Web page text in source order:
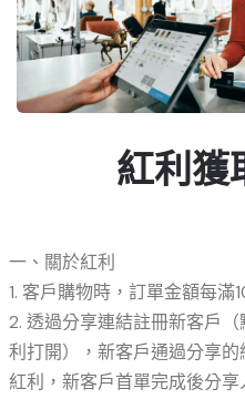
紅利獲
一、關於紅利
1. 客戶購物時，訂單金額每滿
2. 透過分享連結註冊新客戶
利打開），新客戶通過分享
紅利，新客戶首單完成後分享